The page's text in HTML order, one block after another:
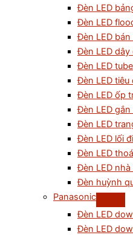
Đèn LED
Đèn LED
Đèn LED
Đèn LED dây
Đèn LED
Đèn LED
Đèn LED ốp
Đèn LED
Đèn LED
Đèn LED lối
Đèn LED
Đèn LED
Đèn huỳnh
Panasonic
Đèn LED
Đèn LED